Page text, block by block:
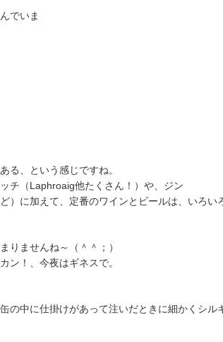
でいま
る、という感じですね。
チ（Laphroaig他たくさん！）や、ジン
）に加えて、定番のワインとビールは、いろい
りませんね～（＾＾；）
ン！、今夜はギネスで。
の中に仕掛けがあって注いだときに細かくシル